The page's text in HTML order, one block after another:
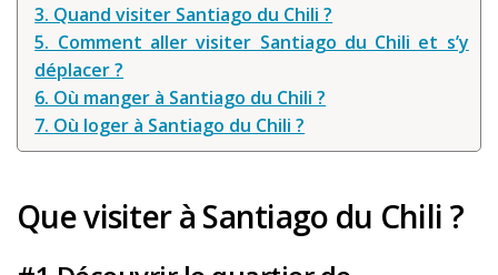
3. Quand visiter Santiago du Chili ?
5. Comment aller visiter Santiago du Chili et s’y
déplacer ?
6. Où manger à Santiago du Chili ?
7. Où loger à Santiago du Chili ?
Que visiter à Santiago du Chili ?